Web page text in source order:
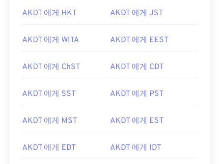
AKDT 에게 HKT AKDT 에게 JST
AKDT 에게 WITA AKDT 에게 EEST
AKDT 에게 ChST AKDT 에게 CDT
AKDT 에게 SST AKDT 에게 PST
AKDT 에게 MST AKDT 에게 EST
AKDT 에게 EDT AKDT 에게 IDT